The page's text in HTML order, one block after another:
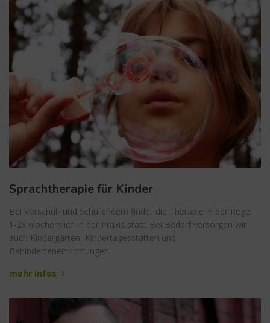
Sprachtherapie für Kinder
Bei Vorschul- und Schulkindern findet die Therapie in der Regel
1-2x wöchentlich in der Praxis statt. Bei Bedarf versorgen wir
auch Kindergärten, Kindertagesstätten und
Behinderteneinrichtungen.
mehr Infos